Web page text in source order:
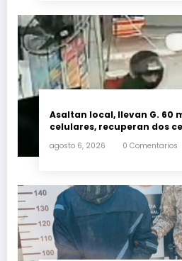
Asaltan local, llevan G. 60
celulares, recuperan dos
agosto 6, 2026 0 Comentarios